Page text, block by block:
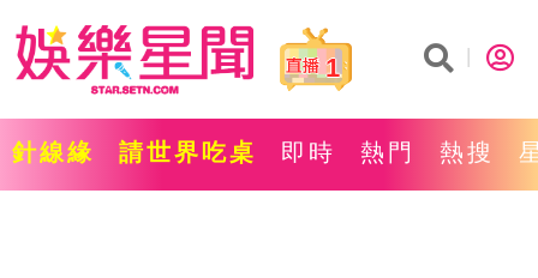
1
針線緣 請世界吃桌 即時 熱門 熱搜